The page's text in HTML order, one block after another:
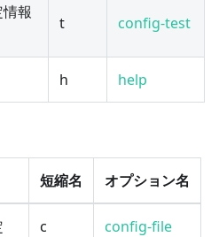
報
t config-test
h help
短縮名 オプション名
c config-file